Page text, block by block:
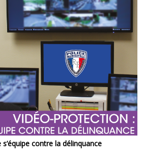
contre la délinquance